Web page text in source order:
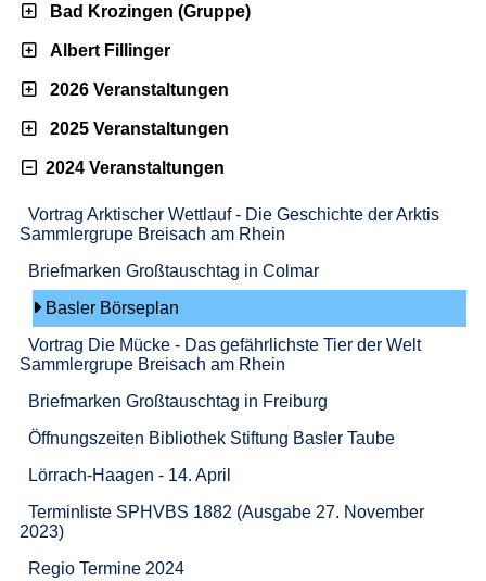
Bad Krozingen (Gruppe)
Albert Fillinger
2026 Veranstaltungen
2025 Veranstaltungen
2024 Veranstaltungen
Vortrag Arktischer Wettlauf - Die Geschichte der Arktis
Sammlergrupe Breisach am Rhein
Briefmarken Großtauschtag in Colmar
Basler Börseplan
Vortrag Die Mücke - Das gefährlichste Tier der Welt
Sammlergrupe Breisach am Rhein
Briefmarken Großtauschtag in Freiburg
Öffnungszeiten Bibliothek Stiftung Basler Taube
Lörrach-Haagen - 14. April
Terminliste SPHVBS 1882 (Ausgabe 27. November
2023)
Regio Termine 2024